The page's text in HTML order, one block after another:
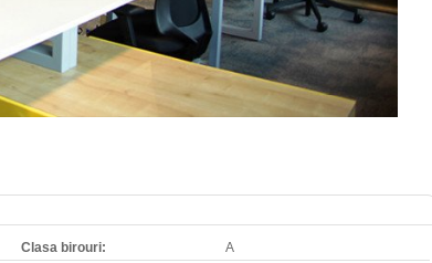
Clasa birouri:
A